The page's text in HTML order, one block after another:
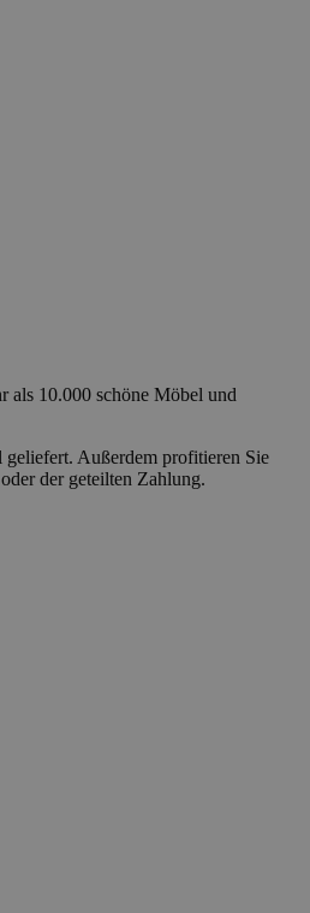
als 10.000 schöne Möbel und
Außerdem profitieren Sie
der geteilten Zahlung.